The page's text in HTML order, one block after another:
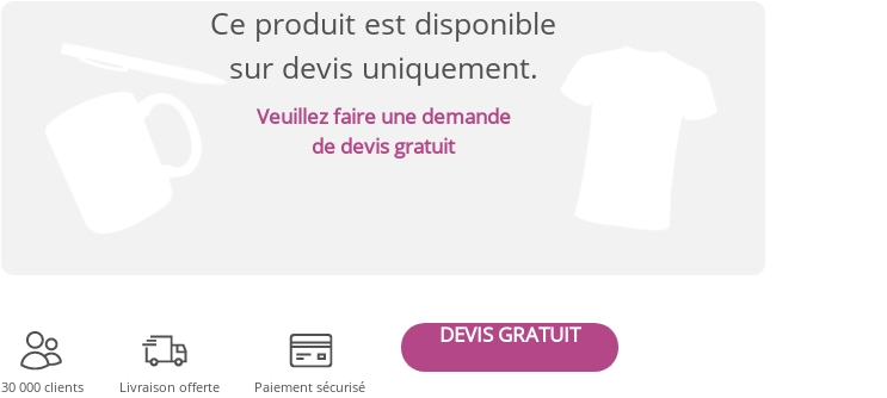
Ce produit est disponible
sur devis uniquement.
Veuillez faire une demande
de devis gratuit
30 000 clients Livraison offerte Paiement sécurisé
DEVIS GRATUIT